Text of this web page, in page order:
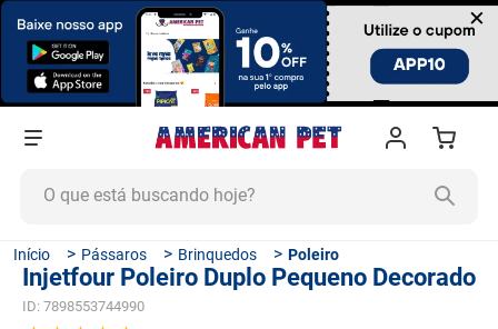
×
Pássaros Brinquedos Poleiro
Injetfour Poleiro Duplo Pequeno Decorado
ID: 7898553744990
TERMOS MAIS BUSCADOS
1º
ração cachorro